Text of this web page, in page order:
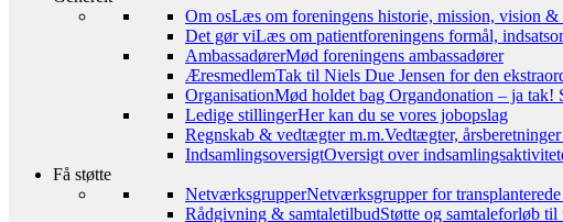
Om osLæs om foreningens historie, mission, vision
Det gør viLæs om patientforeningens formål,
AmbassadørerMød foreningens ambassadører
ÆresmedlemTak til Niels Due Jensen for den
OrganisationMød holdet bag Organdonation – ja tak!
Ledige stillingerHer kan du se vores jobopslag
Regnskab & vedtægter m.m.Vedtægter,
IndsamlingsoversigtOversigt over
Få støtte
NetværksgrupperNetværksgrupper for
Rådgivning & samtaletilbudStøtte og samtaleforløb